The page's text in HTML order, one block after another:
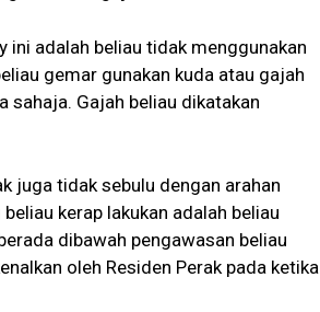
ini adalah beliau tidak menggunakan
gemar gunakan kuda atau gajah
sahaja. Gajah beliau dikatakan
juga tidak sebulu dengan arahan
kerap lakukan adalah beliau
dibawah pengawasan beliau
oleh Residen Perak pada ketika